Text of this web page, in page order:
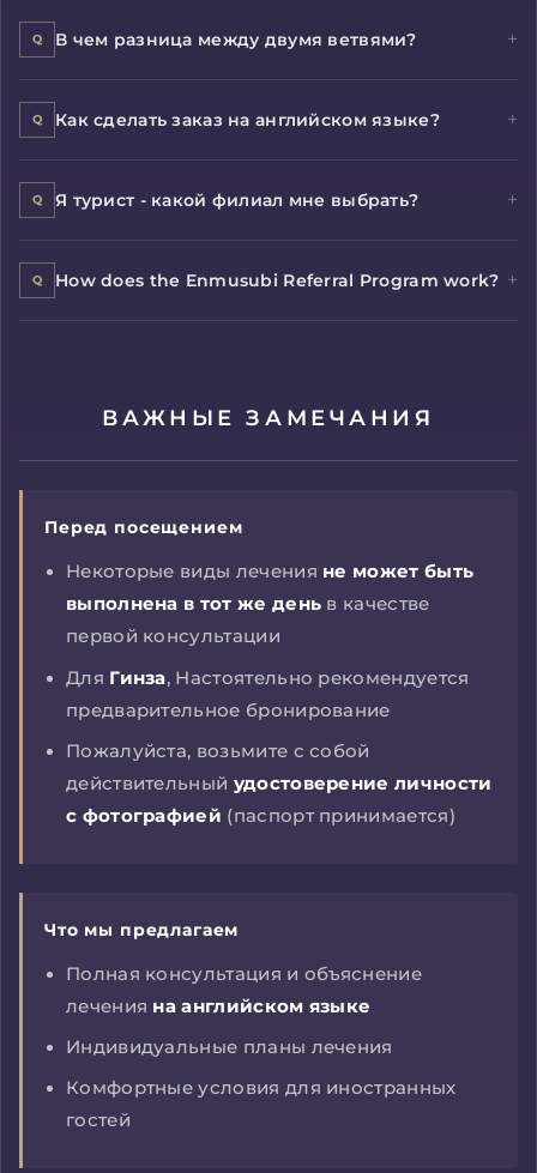
В чем разница между двумя ветвями?
Как сделать заказ на английском языке?
Я турист - какой филиал мне выбрать?
How does the Enmusubi Referral Program work?
ВАЖНЫЕ ЗАМЕЧАНИЯ
Перед посещением
Некоторые виды лечения не может быть
выполнена в тот же день в качестве
первой консультации
Для Гинза, Настоятельно рекомендуется
предварительное бронирование
Пожалуйста, возьмите с собой
действительный удостоверение личности
с фотографией (паспорт принимается)
Что мы предлагаем
Полная консультация и объяснение
лечения на английском языке
Индивидуальные планы лечения
Комфортные условия для иностранных
гостей